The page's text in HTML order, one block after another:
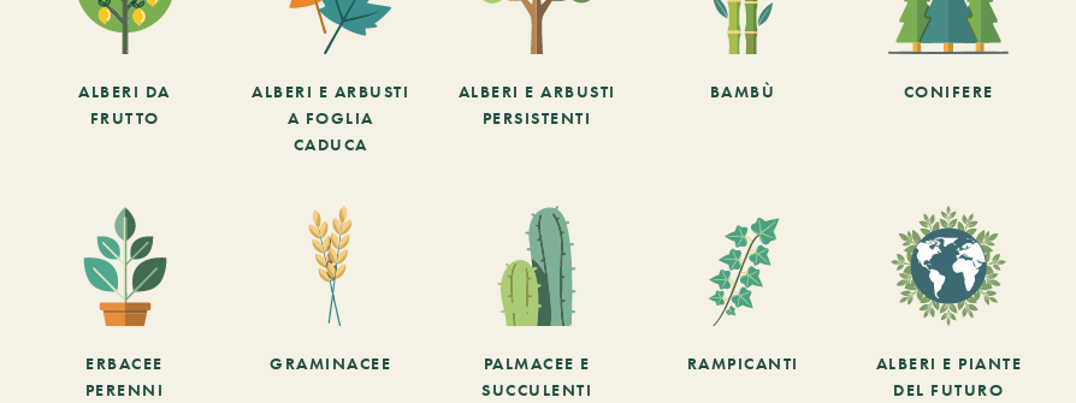
ALBERI DA
FRUTTO
ALBERI E ARBUSTI
A FOGLIA
CADUCA
ALBERI E ARBUSTI
PERSISTENTI
BAMBÙ CONIFERE
ERBACEE
PERENNI
GRAMINACEE
PALMACEE E
SUCCULENTI
RAMPICANTI
ALBERI E PIANTE
DEL FUTURO